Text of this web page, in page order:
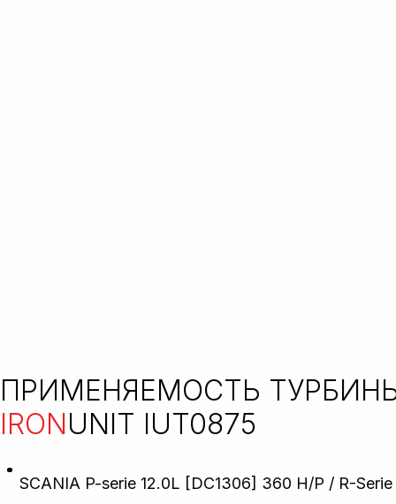
ПРИМЕНЯЕМОСТЬ
IRONUNIT IUT0875
SCANIA P-serie 12.0L [DC1306] 360 H/P / R-